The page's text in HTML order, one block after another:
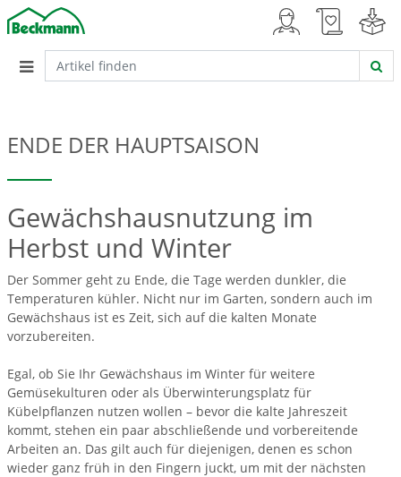
ENDE DER HAUPTSAISON
Gewächshausnutzung im
Herbst und Winter
Der Sommer geht zu Ende, die Tage werden dunkler, die
Temperaturen kühler. Nicht nur im Garten, sondern auch im
Gewächshaus ist es Zeit, sich auf die kalten Monate
vorzubereiten.
Egal, ob Sie Ihr Gewächshaus im Winter für weitere
Gemüsekulturen oder als Überwinterungsplatz für
Kübelpflanzen nutzen wollen – bevor die kalte Jahreszeit
kommt, stehen ein paar abschließende und vorbereitende
Arbeiten an. Das gilt auch für diejenigen, denen es schon
wieder ganz früh in den Fingern juckt, um mit der nächsten